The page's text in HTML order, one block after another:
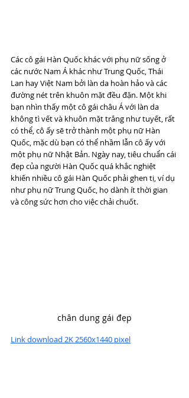
Các cô gái Hàn Quốc khác với phụ nữ sống ở
các nước Nam Á khác như Trung Quốc, Thái
Lan hay Việt Nam bởi làn da hoàn hảo và các
đường nét trên khuôn mặt đều đặn. Một khi
bạn nhìn thấy một cô gái châu Á với làn da
không tì vết và khuôn mặt trắng như tuyết, rất
có thể, cô ấy sẽ trở thành một phụ nữ Hàn
Quốc, mặc dù bạn có thể nhầm lẫn cô ấy với
một phụ nữ Nhật Bản. Ngày nay, tiêu chuẩn cái
đẹp của người Hàn Quốc quá khắc nghiệt
khiến nhiều cô gái Hàn Quốc phải ghen tị, ví dụ
như phụ nữ Trung Quốc, họ dành ít thời gian
và công sức hơn cho việc chải chuốt.
chân dung gái đẹp
Link download 2K 2560x1440 pixel